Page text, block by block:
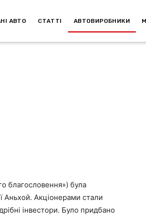
АВТО СТАТТІ АВТОВИРОБНИКИ
благословення») була
Аньхой. Акціонерами стали
інвестори. Було придбано